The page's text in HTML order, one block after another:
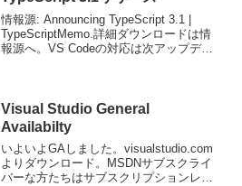
情報源: Announcing TypeScript 3.1 |
TypeScriptMemo.詳細ダウンロードは情
報源へ。VS Codeの対応は次アップデー
Visual Studio General
Availabilty
いよいよGAしました。visualstudio.com
よりダウンロード。MSDNサブスクライ
バーな方たちはサブスクリプションレベ